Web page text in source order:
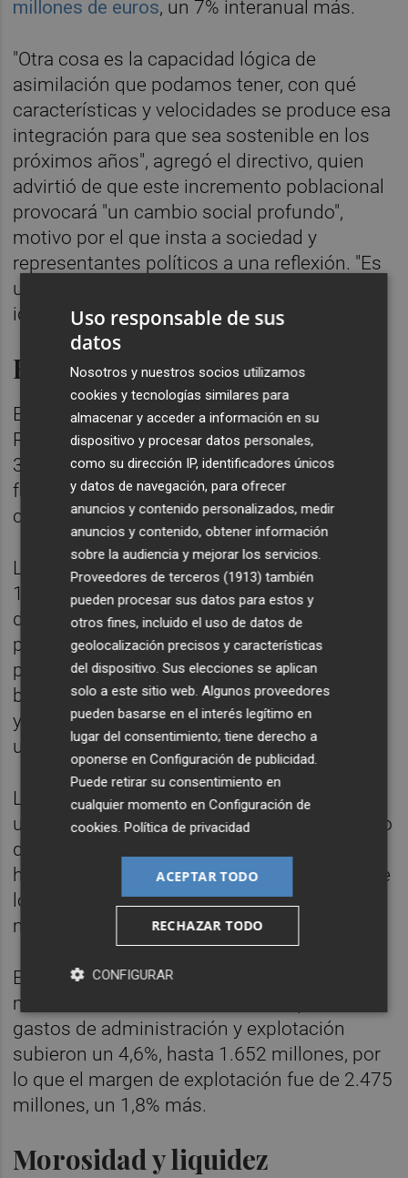
millones de euros, un 7% interanual más.
"Otra cosa es la capacidad lógica de
asimilación que podamos tener, con qué
características y velocidades se produce esa
integración para que sea sostenible en los
próximos años", agregó el directivo, quien
advirtió de que este incremento poblacional
provocará "un cambio social profundo",
motivo por el que insta a sociedad y
representantes políticos a una reflexión. "Es
un debate que hay que tener más allá de la
ideología", añadió al respecto.
Rentabilidad
El banco cerró el primer trimestre con un
ROTE del 17,6% y una ratio de eficiencia del
39,6%, mientras que el margen de intereses
fue de 2.662 millones, un 0,6% más por el
crecimiento de volúmenes.
Los ingresos por servicios alcanzaron los
1.374 millones (+7,5%), con un incremento
del 9,5% en los ingresos por gestión de
patrimonio, del 13,5% en los de seguros de
protección y del 2% en las comisiones
bancarias por la mayor actividad mayorista,
ya que las comisiones recurrentes bajaron
un 1,8%.
Los ingresos por participadas aumentaron
un 3%, hasta 128 millones, por el incremento
de los resultados atribuidos en un 10,9%,
hasta 79 millones, y a pesar del descenso de
los dividendos en un 7,7%, hasta 49
millones.
El margen bruto cerró el periodo en 4.127
millones, un 2,9% más, mientras que los
gastos de administración y explotación
subieron un 4,6%, hasta 1.652 millones, por
lo que el margen de explotación fue de 2.475
millones, un 1,8% más.
Morosidad y liquidez
Uso responsable de sus
datos
Nosotros y nuestros socios utilizamos
cookies y tecnologías similares para
almacenar y acceder a información en su
dispositivo y procesar datos personales,
como su dirección IP, identificadores únicos
y datos de navegación, para ofrecer
anuncios y contenido personalizados, medir
anuncios y contenido, obtener información
sobre la audiencia y mejorar los servicios.
Proveedores de terceros (1913) también
pueden procesar sus datos para estos y
otros fines, incluido el uso de datos de
geolocalización precisos y características
del dispositivo. Sus elecciones se aplican
solo a este sitio web. Algunos proveedores
pueden basarse en el interés legítimo en
lugar del consentimiento; tiene derecho a
oponerse enConfiguración de publicidad
Puede retirar su consentimiento en
cualquier momento enConfiguración de
cookies .Política de privacidad
ACEPTAR TODO
RECHAZAR TODO
CONFIGURAR